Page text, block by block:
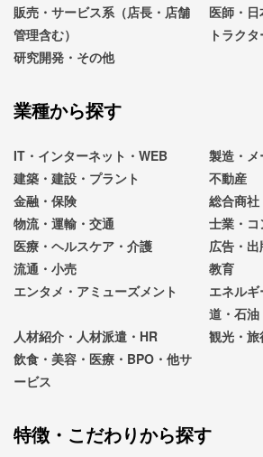
販売・サービス系（店長・店舗
管理含む）
医師・
トラク
研究開発・その他
業種から探す
IT・インターネット・WEB
製造・
建築・建設・プラント
不動産
金融・保険
総合商
物流・運輸・交通
士業・
医療・ヘルスケア・介護
広告・
流通・小売
教育
エンタメ・アミューズメント
エネル
道・石油
人材紹介・人材派遣・HR
観光・
飲食・美容・医療・BPO・他サ
ービス
特徴・こだわりから探す